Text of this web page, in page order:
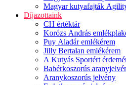
Magyar kutyafajták
Díjazottaink
CH értéktár
Korózs András
Puy Aladár emlékérem
Jilly Bertalan emlékérem
A Kutyás Sportért
Babérkoszorús
Aranykoszorús jelvény